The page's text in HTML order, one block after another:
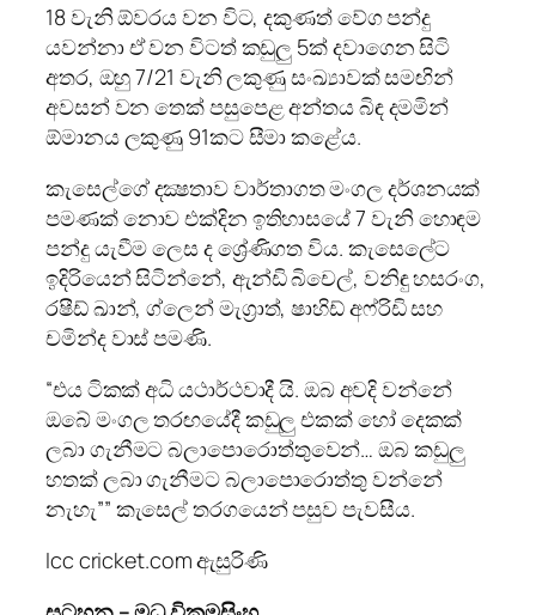
18 වැනි ඕවරය වන විට, දකුණත් වේග පන්දු
යවන්නා ඒ වන විටත් කඩුලු 5ක් දවාගෙන සිටි
අතර, ඔහු 7/21 වැනි ලකුණු සංඛ්‍යාවක් සමඟින්
අවසන් වන තෙක් පසුපෙළ අන්තය බිඳ දමමින්
ඕමානය ලකුණු 91කට සීමා කළේය.
කැසෙල්ගේ දක්‍ෂතාව වාර්තාගත මංගල දර්ශනයක්
පමණක් නොව එක්දින ඉතිහාසයේ 7 වැනි හොඳම
පන්දු යැවීම ලෙස ද ශ්‍රේණිගත විය. කැසෙලේට
ඉදිරියෙන් සිටින්නේ, ඇන්ඩි බිචෙල්, වනිඳු හසරංග,
රෂීඩ් ඛාන්, ග්ලෙන් මැග්‍රාත්, ෂාහිඩ් අෆ්රිඩි සහ
චමින්ද වාස් පමණි.
“එය ටිකක් අධි යථාර්ථවාදී යි. ඔබ අවදි වන්නේ
ඔබේ මංගල තරඟයේදී කඩුලු එකක් හෝ දෙකක්
ලබා ගැනීමට බලාපොරොත්තුවෙන්… ඔබ කඩුලු
හතක් ලබා ගැනීමට බලාපොරොත්තු වන්නේ
නැහැ”” කැසෙල් තරගයෙන් පසුව පැවසීය.
Icc cricket.com ඇසුරිණි